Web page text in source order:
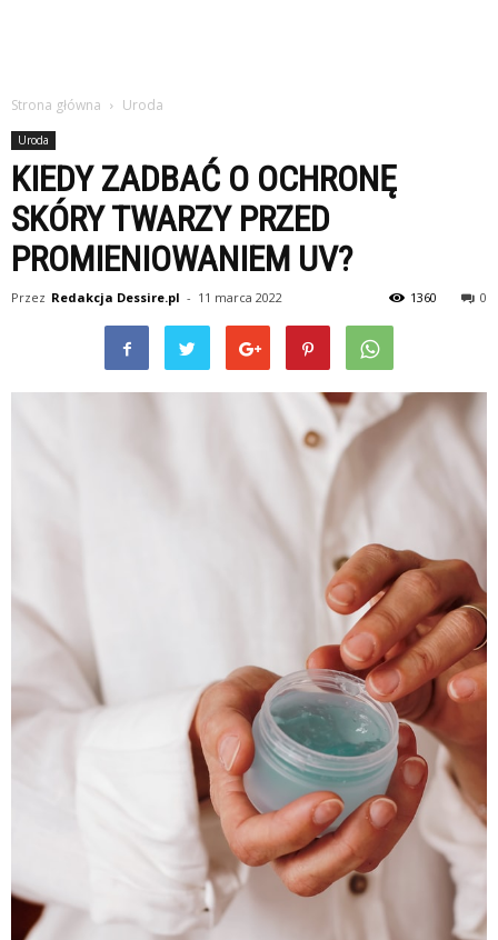
Strona główna Uroda
Uroda
KIEDY ZADBAĆ O OCHRONĘ
SKÓRY TWARZY PRZED
PROMIENIOWANIEM UV?
Przez Redakcja Dessire.pl - 11 marca 2022 0
1360